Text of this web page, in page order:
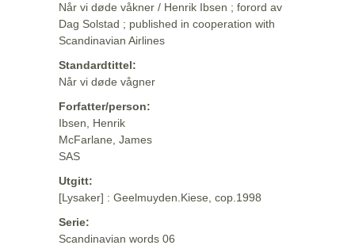
Når vi døde våkner / Henrik Ibsen ; forord av
Dag Solstad ; published in cooperation with
Scandinavian Airlines
Standardtittel:
Når vi døde vågner
Forfatter/person:
Ibsen, Henrik
McFarlane, James
SAS
Utgitt:
[Lysaker] : Geelmuyden.Kiese, cop.1998
Serie:
Scandinavian words 06